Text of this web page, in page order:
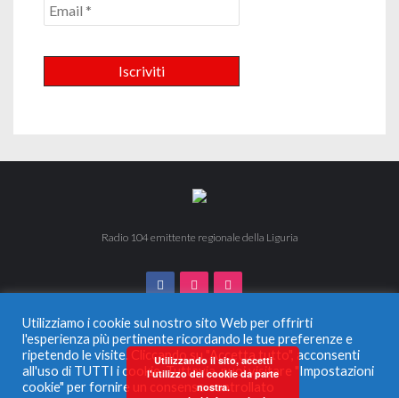
Radio 104 emittente regionale della Liguria
© 2024 Radio 104. Tutti i diritti riservati. Vietata la duplicazione
anche parziale.
Radio Monferrato Srl - P.IVA 00956220057 La società ha
Utilizziamo i cookie sul nostro sito Web per offrirti
l'esperienza più pertinente ricordando le tue preferenze e
ripetendo le visite. Cliccando su "Accetta tutto", acconsenti
all'uso di TUTTI i cookie. Tuttavia, puoi visitare "Impostazioni
cookie" per fornire un consenso controllato
Utilizzando il sito, accetti
l'utilizzo dei cookie da parte
nostra.